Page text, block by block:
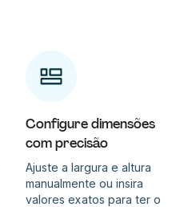
Configure dimensões
com precisão
Ajuste a largura e altura
manualmente ou insira
valores exatos para ter o